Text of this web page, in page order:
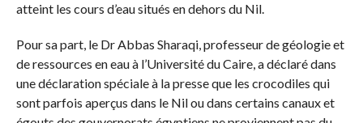
atteint les cours d’eau situés en dehors du Nil.
Pour sa part, le Dr Abbas Sharaqi, professeur de géologie et
de ressources en eau à l’Université du Caire, a déclaré dans
une déclaration spéciale à la presse que les crocodiles qui
sont parfois aperçus dans le Nil ou dans certains canaux et